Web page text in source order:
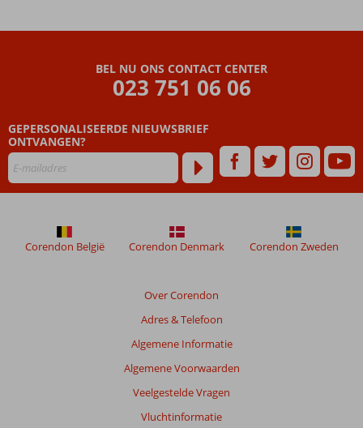
die
ouder
48
worden
niet
BEL NU ONS CONTACT CENTER
023 751 06 06
GEPERSONALISEERDE NIEUWSBRIEF
ONTVANGEN?
Over Corendon
Adres & Telefoon
Algemene Informatie
Algemene Voorwaarden
Veelgestelde Vragen
Vluchtinformatie
Corendon België Corendon Denmark Corendon Zweden